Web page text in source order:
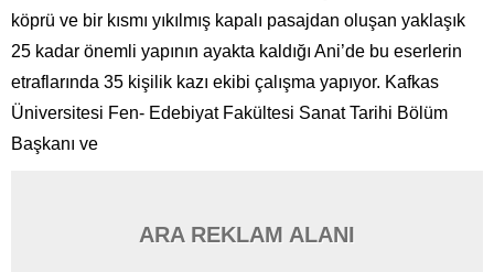
köprü ve bir kısmı yıkılmış kapalı pasajdan oluşan yaklaşık
25 kadar önemli yapının ayakta kaldığı Ani’de bu eserlerin
etraflarında 35 kişilik kazı ekibi çalışma yapıyor. Kafkas
Üniversitesi Fen- Edebiyat Fakültesi Sanat Tarihi Bölüm
Başkanı ve
ARA REKLAM ALANI